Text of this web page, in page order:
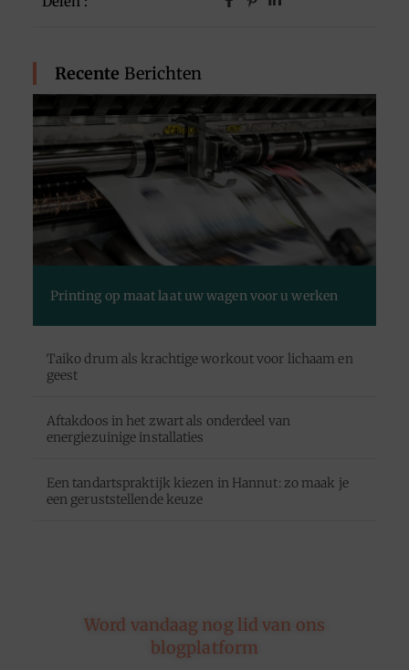
Recente Berichten
Printing op maat laat uw wagen voor u werken
Taiko drum als krachtige workout voor lichaam en
geest
Aftakdoos in het zwart als onderdeel van
energiezuinige installaties
Een tandartspraktijk kiezen in Hannut: zo maak je
een geruststellende keuze
Word vandaag nog lid van ons
blogplatform